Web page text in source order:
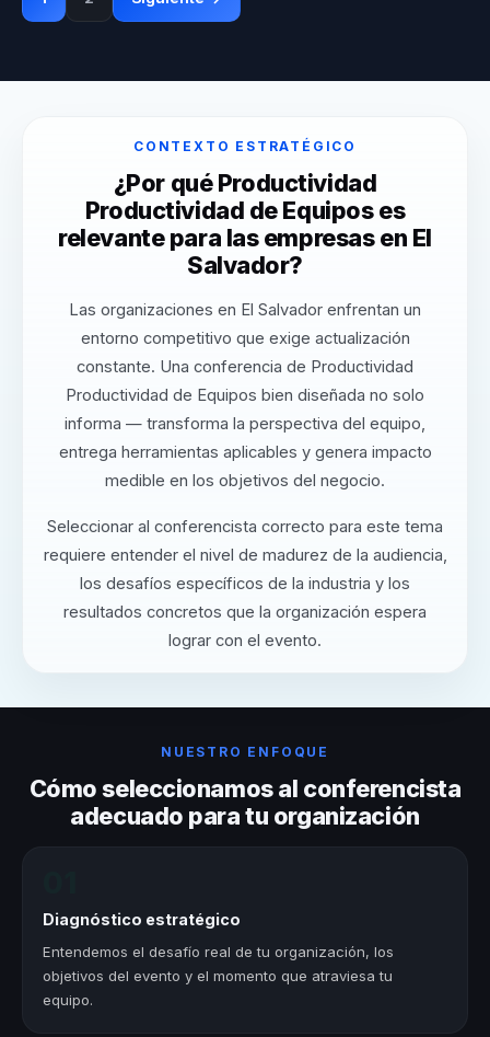
CONTEXTO ESTRATÉGICO
¿Por qué Productividad
Productividad de Equipos es
relevante para las empresas en El
Salvador?
Las organizaciones en El Salvador enfrentan un
entorno competitivo que exige actualización
constante. Una conferencia de Productividad
Productividad de Equipos bien diseñada no solo
informa — transforma la perspectiva del equipo,
entrega herramientas aplicables y genera impacto
medible en los objetivos del negocio.
Seleccionar al conferencista correcto para este tema
requiere entender el nivel de madurez de la audiencia,
los desafíos específicos de la industria y los
resultados concretos que la organización espera
lograr con el evento.
NUESTRO ENFOQUE
Cómo seleccionamos al conferencista
adecuado para tu organización
Diagnóstico estratégico
Entendemos el desafío real de tu organización, los
objetivos del evento y el momento que atraviesa tu
equipo.